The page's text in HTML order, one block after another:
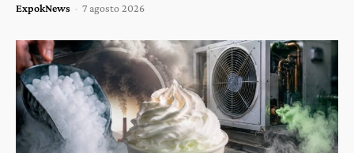
ExpokNews - 7 agosto 2026